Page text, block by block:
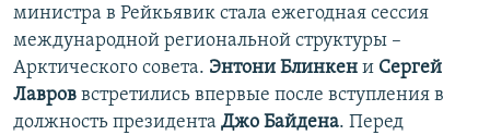
министра в Рейкьявик стала ежегодная сессия
международной региональной структуры –
Арктического совета. Энтони Блинкен и Сергей
Лавров встретились впервые после вступления в
должность президента Джо Байдена. Перед